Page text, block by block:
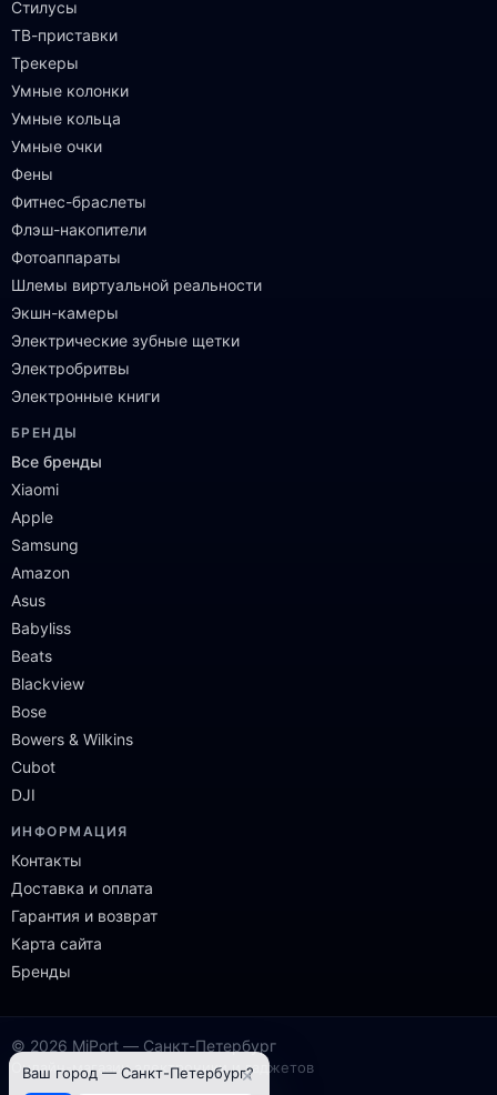
Стилусы
ТВ-приставки
Трекеры
Умные колонки
Умные кольца
Умные очки
Фены
Фитнес-браслеты
Флэш-накопители
Фотоаппараты
Шлемы виртуальной реальности
Экшн-камеры
Электрические зубные щетки
Электробритвы
Электронные книги
БРЕНДЫ
Все бренды
Xiaomi
Apple
Samsung
Amazon
Asus
Babyliss
Beats
Blackview
Bose
Bowers & Wilkins
Cubot
DJI
ИНФОРМАЦИЯ
Контакты
Доставка и оплата
Гарантия и возврат
Карта сайта
Бренды
© 2026 MiPort — Санкт-Петербург
Онлайн-магазин электроники и гаджетов
Ваш город — Санкт-Петербург?
×